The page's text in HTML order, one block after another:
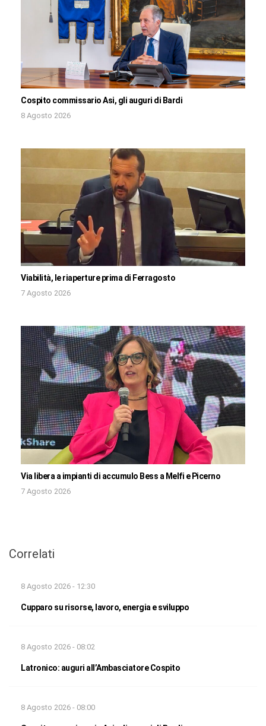
Cospito commissario Asi, gli auguri di Bardi
8 Agosto 2026
Viabilità, le riaperture prima di Ferragosto
7 Agosto 2026
Via libera a impianti di accumulo Bess a Melfi e Picerno
7 Agosto 2026
Correlati
8 Agosto 2026 - 12:30
Cupparo su risorse, lavoro, energia e sviluppo
8 Agosto 2026 - 08:02
Latronico: auguri all’Ambasciatore Cospito
8 Agosto 2026 - 08:00